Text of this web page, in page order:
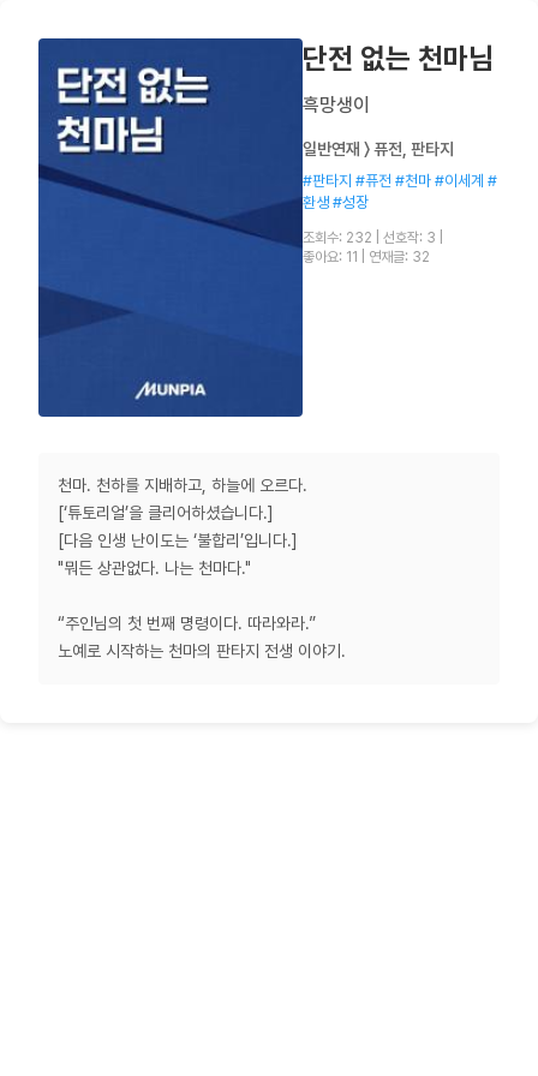
단전 없는 천마님
흑망생이
일반연재 〉 퓨전, 판타지
#판타지 #퓨전 #천마 #이세계 #
환생 #성장
조회수: 232 선호작: 3
좋아요: 11
연재글: 32
천마. 천하를 지배하고, 하늘에 오르다.
[‘튜토리얼’을 클리어하셨습니다.]
[다음 인생 난이도는 ‘불합리’입니다.]
"뭐든 상관없다. 나는 천마다."
“주인님의 첫 번째 명령이다. 따라와라.”
노예로 시작하는 천마의 판타지 전생 이야기.